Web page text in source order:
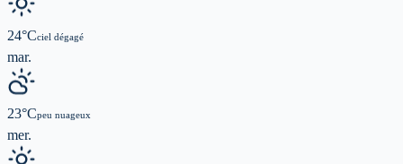
24°Cciel dégagé
mar.
23°Cpeu nuageux
mer.